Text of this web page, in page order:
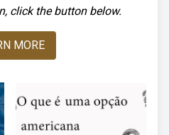
click the button below.
MORE